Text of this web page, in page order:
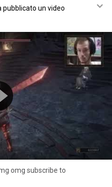
pubblicato un video
omg subscribe to